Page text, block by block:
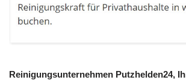
Reinigungsunternehmen Putzhelden24,